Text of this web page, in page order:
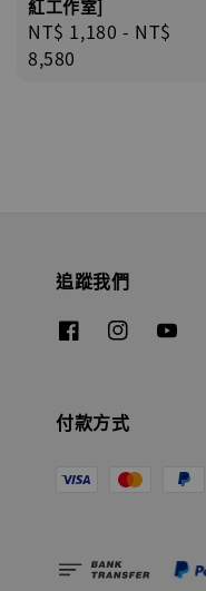
紅工作室]
Regular
price
NT$ 1,180 - NT$
8,580
追蹤我們
付款方式